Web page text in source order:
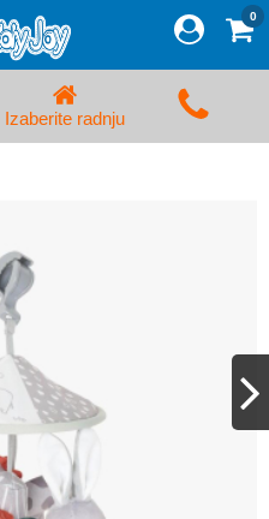
Prijava/Registracija
0
Izaberite radnju